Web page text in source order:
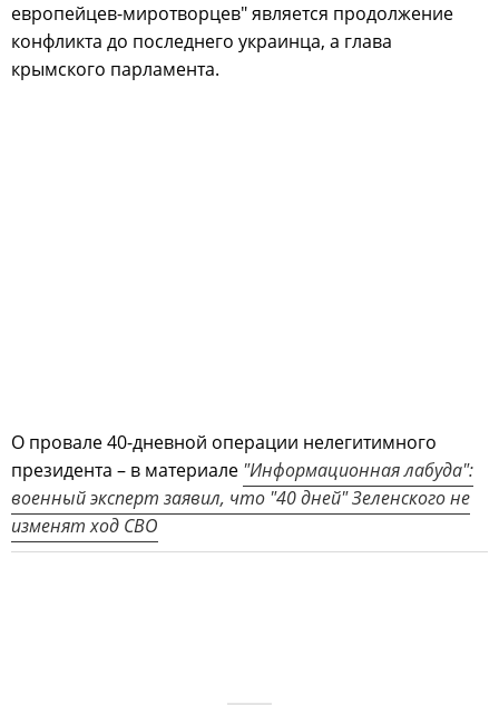
европейцев-миротворцев" является продолжение
конфликта до последнего украинца, а глава
крымского парламента.
О провале 40-дневной операции нелегитимного
президента – в материале "Информационная лабуда":
военный эксперт заявил, что "40 дней" Зеленского не
изменят ход СВО